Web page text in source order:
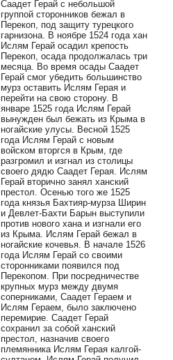
Саадет Герай с небольшой
группой сторонников бежал в
Перекоп, под защиту турецкого
гарнизона. В ноябре 1524 года хан
Ислям Герай осадил крепость
Перекоп, осада продолжалась три
месяца. Во время осады Саадет
Герай смог убедить большинство
мурз оставить Ислям Герая и
перейти на свою сторону. В
январе 1525 года Ислям Герай
вынужден был бежать из Крыма в
ногайские улусы. Весной 1525
года Ислям Герай с новым
войском вторгся в Крым, где
разгромил и изгнал из столицы
своего дядю Саадет Герая. Ислям
Герай вторично занял ханский
престол. Осенью того же 1525
года князья Бахтияр-мурза Ширин
и Девлет-Бахти Барын выступили
против нового хана и изгнали его
из Крыма. Ислям Герай бежал в
ногайские кочевья. В начале 1526
года Ислям Герай со своими
сторонниками появился под
Перекопом. При посредничестве
крупных мурз между двумя
соперниками, Саадет Гераем и
Ислям Гераем, было заключено
перемирие. Саадет Герай
сохранил за собой ханский
престол, назначив своего
племянника Ислям Герая калгой-